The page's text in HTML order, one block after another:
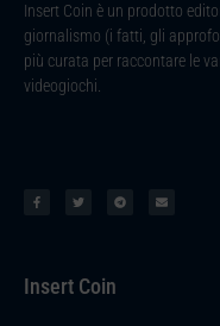
Insert Coin è un prodotto
giornalismo (i fatti, gli
più curata per raccontare le
videogiochi.
Insert Coin